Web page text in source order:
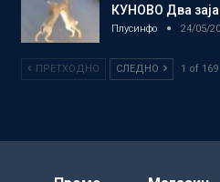
КУНОВО Два
Плусинфо 24/05/
ПРЕТХОДНО СЛЕДНО 1 of 169